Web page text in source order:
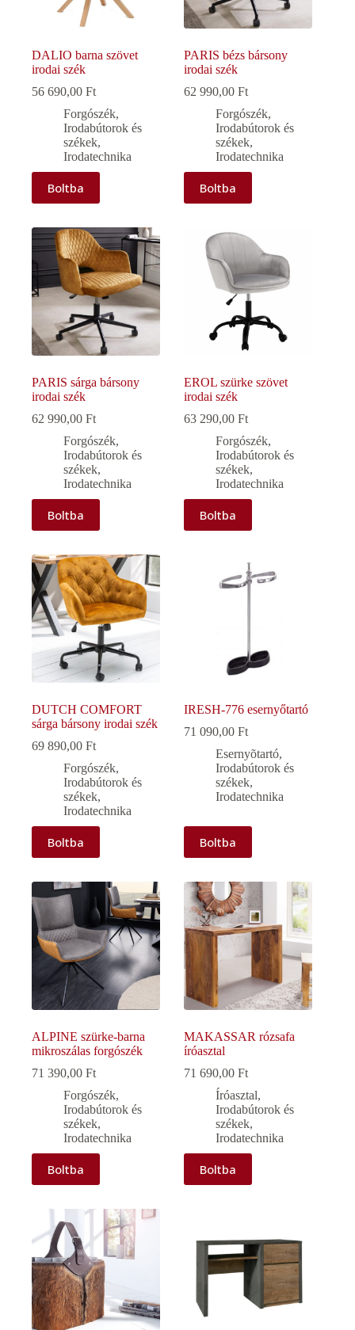
DALIO barna szövet
irodai szék
56 690,00 Ft
Forgószék,
Irodabútorok és
székek,
Irodatechnika
Boltba
PARIS bézs bársony
irodai szék
62 990,00Ft
Forgószék,
Irodabútorok és
székek,
Irodatechnika
Boltba
PARIS sárga bársony
irodai szék
62 990,00 Ft
Forgószék,
Irodabútorok és
székek,
Irodatechnika
Boltba
EROL szürke szövet
irodai szék
63 290,00Ft
Forgószék,
Irodabútorok és
székek,
Irodatechnika
Boltba
DUTCH COMFORT
sárga bársony irodai szék
69 890,00 Ft
Forgószék,
Irodabútorok és
székek,
Irodatechnika
Boltba
IRESH-776 esernyőtartó
71 090,00Ft
Esernyõtartó,
Irodabútorok és
székek,
Irodatechnika
Boltba
ALPINE szürke-barna
mikroszálas forgószék
71 390,00 Ft
Forgószék,
Irodabútorok és
székek,
Irodatechnika
Boltba
MAKASSAR rózsafa
íróasztal
71 690,00Ft
Íróasztal,
Irodabútorok és
székek,
Irodatechnika
Boltba